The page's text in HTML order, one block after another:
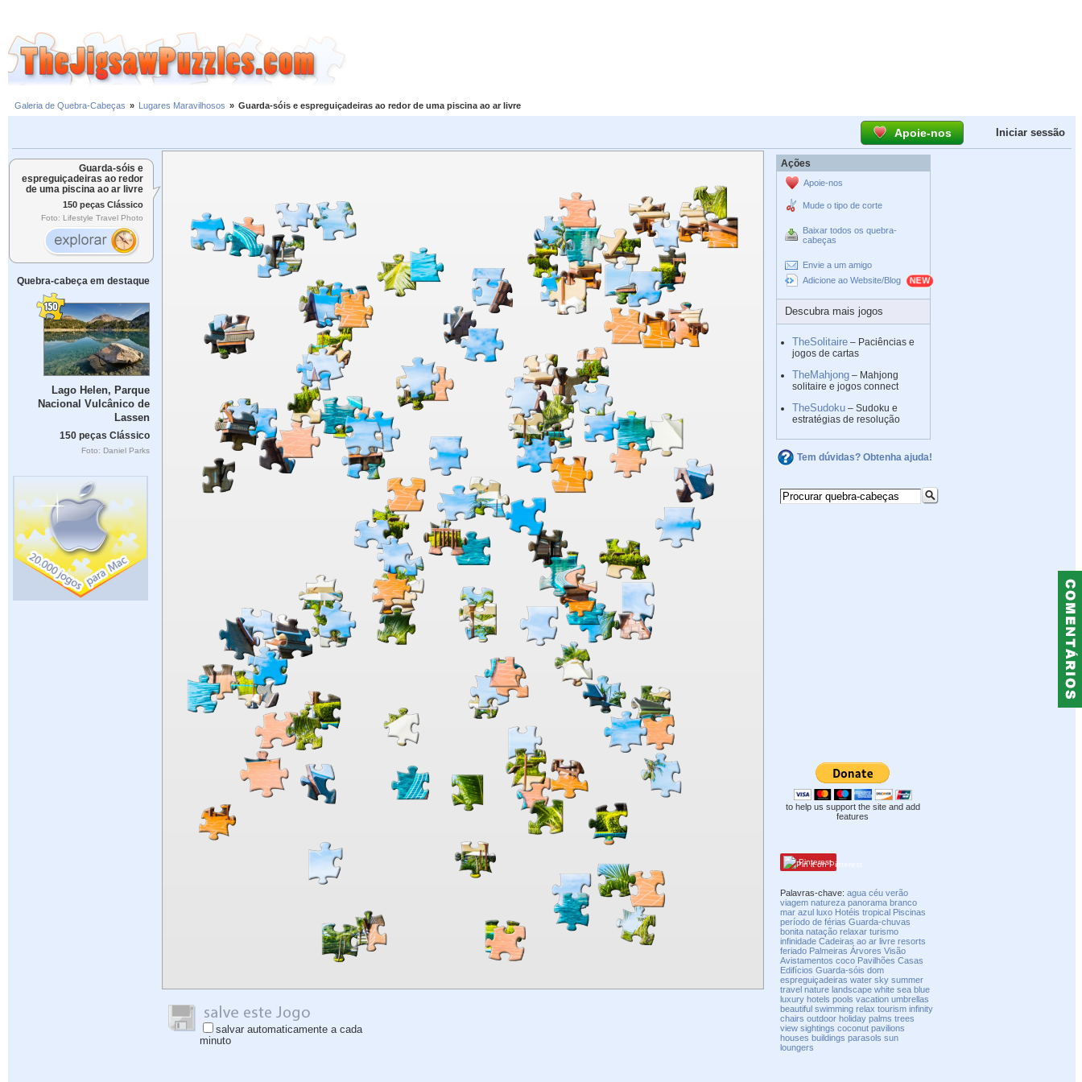
Galeria de Quebra-Cabeças » Lugares Maravilhosos » Guarda-sóis e espreguiçadeiras ao redor de uma piscina ao ar livre
Apoie-nos Iniciar sessão
Guarda-sóis e
espreguiçadeiras ao redor
de uma piscina ao ar livre
150 peças Clássico
Foto: Lifestyle Travel Photo
Quebra-cabeça em destaque
Lago Helen, Parque
Nacional Vulcânico de
Lassen
150 peças Clássico
Foto: Daniel Parks
salvar automaticamente a cada
minuto
Ações
Apoie-nos
Mude o tipo de corte
Baixar todos os quebra-
cabeças
Envie a um amigo
Adicione ao Website/Blog
Descubra mais jogos
TheSolitaire – Paciências e
jogos de cartas
TheMahjong – Mahjong
solitaire e jogos connect
TheSudoku – Sudoku e
estratégias de resolução
Tem dúvidas? Obtenha ajuda!
to help us support the site and add
features
Pinterest
Palavras-chave:agua céu verão
viagem natureza panorama branco
mar azul luxo Hotéis tropical Piscinas
período de férias Guarda-chuvas
bonita natação relaxar turismo
infinidade Cadeiras ao ar livre resorts
feriado Palmeiras Árvores Visão
Avistamentos coco Pavilhões Casas
Edifícios Guarda-sóis dom
espreguiçadeiras water sky summer
travel nature landscape white sea blue
luxury hotels pools vacation umbrellas
beautiful swimming relax tourism infinity
chairs outdoor holiday palms trees
view sightings coconut pavilions
houses buildings parasols sun
loungers